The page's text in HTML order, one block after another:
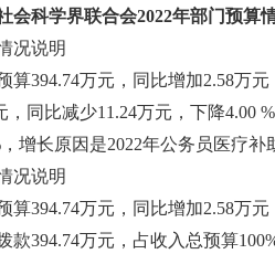
会科学界联合会2022年部门预算
况说明
算394.74万元，同比增加2.58万
，同比减少11.24万元，下降4.00
增长原因是2022年公务员医疗
况说明
算394.74万元，同比增加2.58万
款394.74万元，占收入总预算